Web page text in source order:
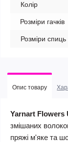
Колір
Розміри гачків
Розміри спиць
Опис товару
Yarnart Flowers
змішаних
пряжі м'яке та